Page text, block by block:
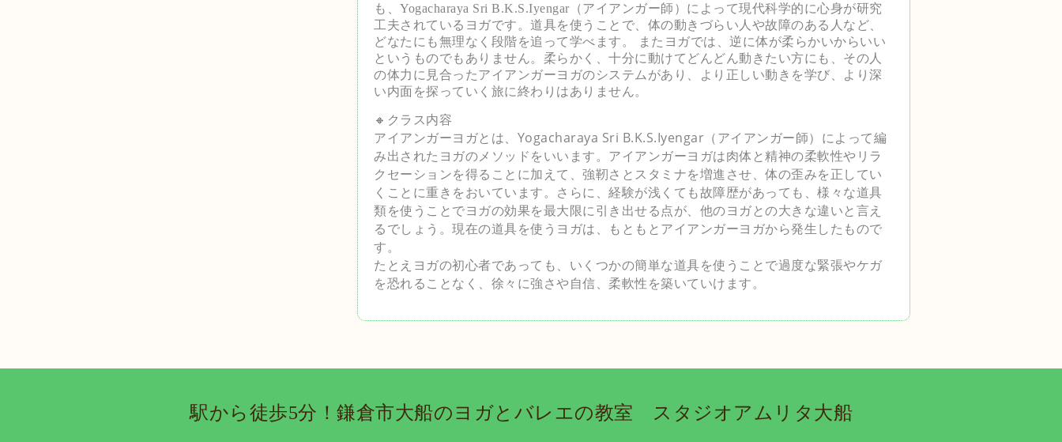
も、Yogacharaya Sri B.K.S.Iyengar（アイアンガー師）によって現代科学的に心身が研究
工夫されているヨガです。道具を使うことで、体の動きづらい人や故障のある人など、
どなたにも無理なく段階を追って学べます。 またヨガでは、逆に体が柔らかいからいい
というものでもありません。柔らかく、十分に動けてどんどん動きたい方にも、その人
の体力に見合ったアイアンガーヨガのシステムがあり、より正しい動きを学び、より深
い内面を探っていく旅に終わりはありません。
🔸クラス内容
アイアンガーヨガとは、Yogacharaya Sri B.K.S.Iyengar（アイアンガー師）によって編
み出されたヨガのメソッドをいいます。 アイアンガーヨガは肉体と精神の柔軟性やリラ
クセーションを得ることに加えて、強靭さとスタミナを増進させ、体の歪みを正してい
くことに重きをおいています。さらに、経験が浅くても故障歴があっても、様々な道具
類を使うことでヨガの効果を最大限に引き出せる点が、他のヨガとの大きな違いと言え
るでしょう。現在の道具を使うヨガは、もともとアイアンガーヨガから発生したもので
す。
たとえヨガの初心者であっても、いくつかの簡単な道具を使うことで過度な緊張やケガ
を恐れることなく、徐々に強さや自信、柔軟性を築いていけます。
駅から徒歩5分！鎌倉市大船のヨガとバレエの教室 スタジオアムリタ大船